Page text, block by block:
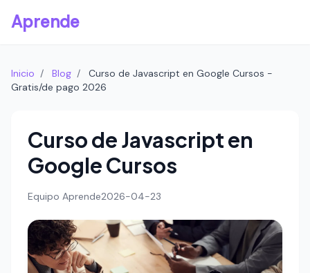
Aprende
Inicio / Blog /
Curso de Javascript en Google Cursos -
Gratis/de pago 2026
Curso de Javascript en
Google Cursos
Equipo Aprende2026-04-23